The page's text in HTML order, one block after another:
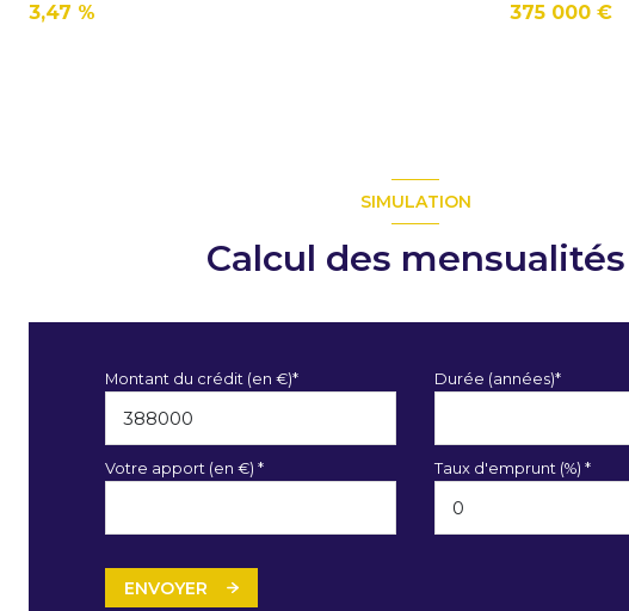
375 000 €
3,47 %
SIMULATION
Calcul des mensualités
Montant du crédit (en €)* Durée (années)*
Votre apport (en €) * Taux d'emprunt (%) *
ENVOYER